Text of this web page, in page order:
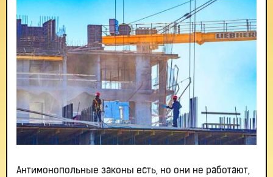
Антимонопольные законы есть, но они не работают,